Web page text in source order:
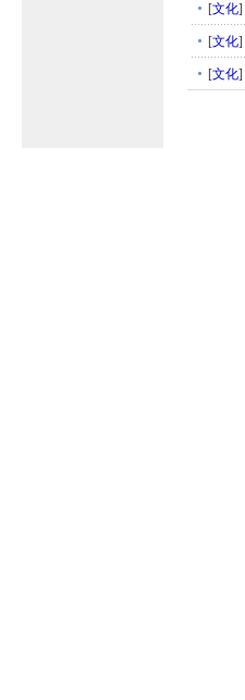
[文化]
[文化]
[文化]